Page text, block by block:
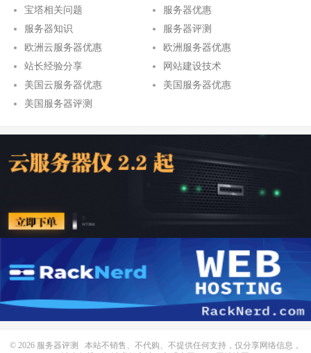
宝塔相关问题
服务器优惠
服务器知识
服务器评测
欧洲云服务器优惠
欧洲服务器优惠
站长经验分享
网站建设技术
美国云服务器优惠
美国服务器优惠
美国服务器评测
© 2026 服务器评测
本站不销售、不代购、不提供任何支持，仅分享网络信息，